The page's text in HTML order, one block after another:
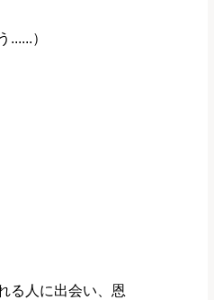
）
る人に出会い、恩